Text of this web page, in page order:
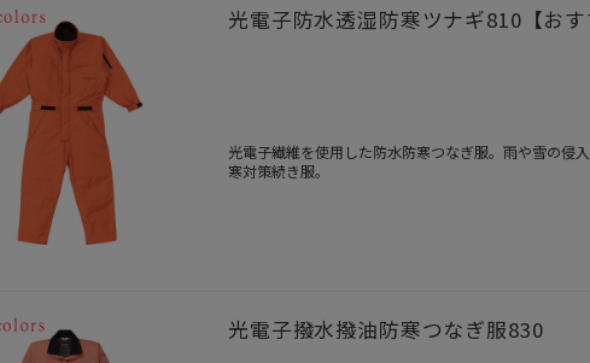
光電子防水透湿防寒ツナギ810【おす
光電子繊維を使用した防水防寒つなぎ服。雨や雪の侵
寒対策続き服。
光電子撥水撥油防寒つなぎ服830